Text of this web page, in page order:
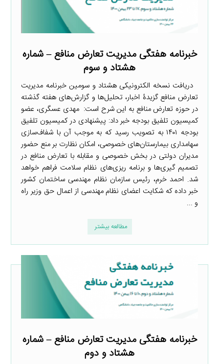
خبرنامه هفتگی مدیریت تعارض منافع – شماره
هشتاد و سوم
دریافت نسخه الکترونیکی هشتاد و سومین خبرنامه مدیریت
تعارض منافع گزیدۀ اخبار، تحلیل‌ها و گزارش‌های هفته گذشته
در حوزه تعارض منافع به این شرح است: ‌ مهدی عسگری، عضو
کمیسیون تلفیق بودجه خبر داد: پیشنهادی در کمیسیون تلفیق
بودجه ۱۴۰۱ به تصویب رسید که به موجب آن با شفاف‌سازی
سهامداری بیمارستان‌های خصوصی، امکان نظارت بر منع حضور
مدیران دولتی در بخش خصوصی و مقابله با تعارض منافع در
تصمیم گیری‌ها و برنامه ریزی‌های نظام سلامت فراهم خواهد
شد. احمد خرم، رئیس سازمان نظام مهندسی ساختمان کشور
خبر داده که شکایت اعضای نظام مهندسی از اعمال حق وزیر راه
و ...
مطالعه بیشتر
خبرنامه هفتگی مدیریت تعارض منافع – شماره
هشتاد و دوم